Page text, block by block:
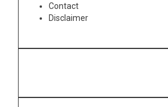
Contact
Disclaimer